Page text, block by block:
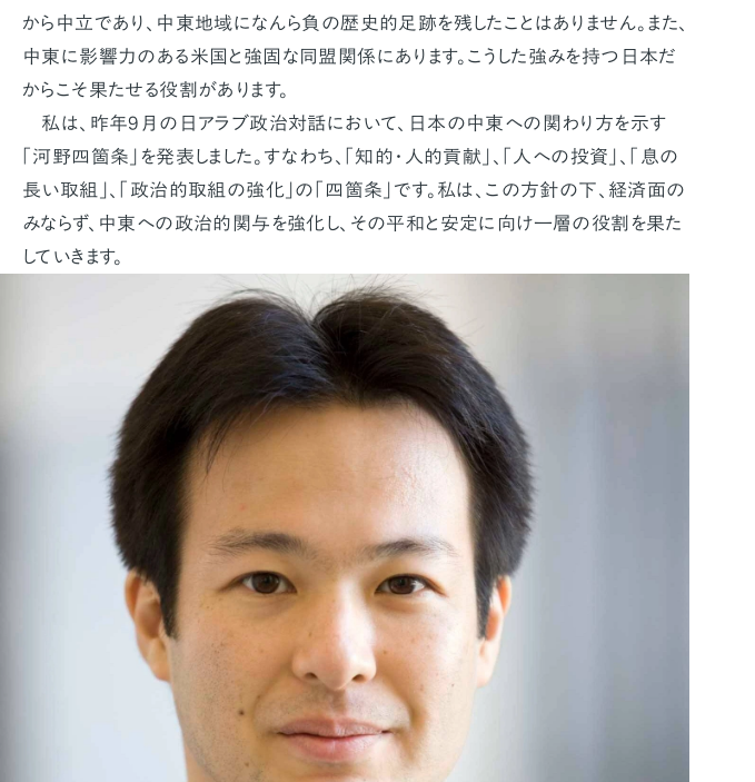
から中立であり、中東地域になんら負の歴史的足跡を残したことはありません。また、
中東に影響力のある米国と強固な同盟関係にあります。こうした強みを持つ日本だ
からこそ果たせる役割があります。
私は、昨年9月の日アラブ政治対話において、日本の中東への関わり方を示す
「河野四箇条」を発表しました。すなわち、「知的・人的貢献」、「人への投資」、「息の
長い取組」、「政治的取組の強化」の「四箇条」です。私は、この方針の下、経済面の
みならず、中東への政治的関与を強化し、その平和と安定に向け一層の役割を果た
していきます。